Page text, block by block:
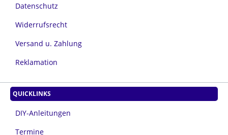
Datenschutz
Widerrufsrecht
Versand u. Zahlung
Reklamation
QUICKLINKS
DIY-Anleitungen
Termine